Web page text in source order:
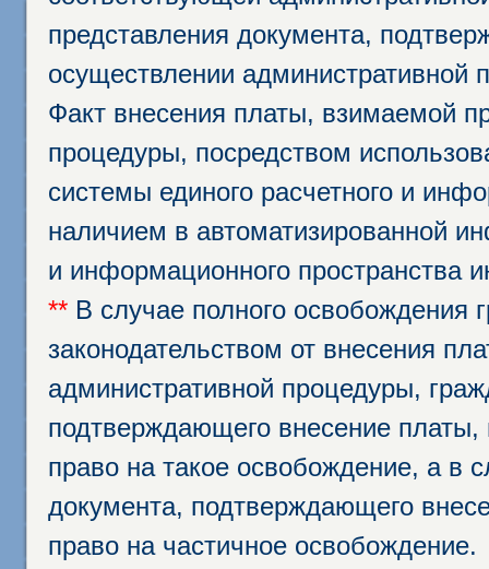
представления документа,
осуществлении административной
Факт внесения платы, взимаемой
процедуры, посредством
системы единого расчетного и
наличием в автоматизированной
и информационного пространства
** В случае полного освобождения
законодательством от внесения
административной процедуры,
подтверждающего внесение
право на такое освобождение, а в
документа, подтверждающего
право на частичное освобождение.